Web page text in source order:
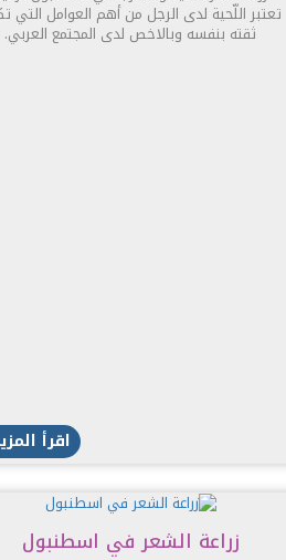
تعتبر اللّحية لدى الرجل من أهم العوامل التي
ثقته بنفسه وبالاخص لدى المجتمع العربي.
اقرأ
زراعة الشعر في اسطنبول